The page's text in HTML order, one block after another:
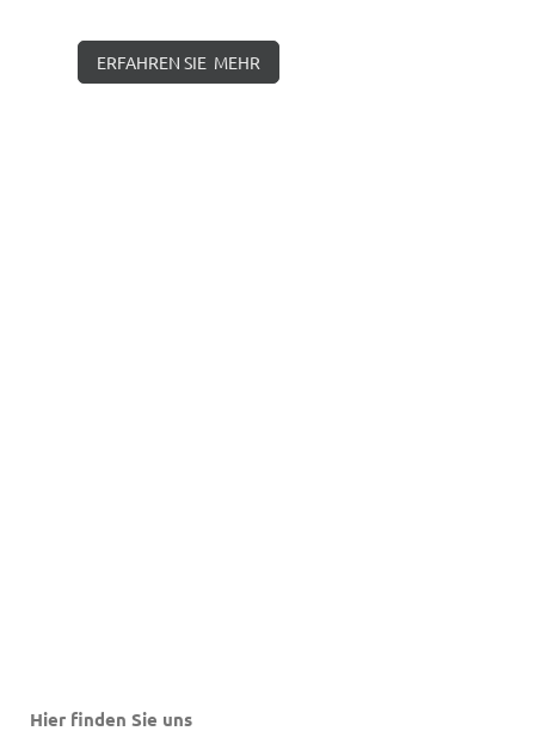
ERFAHREN SIE MEHR
Hier finden Sie uns